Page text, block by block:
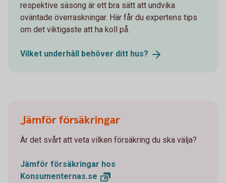
respektive säsong är ett bra sätt att undvika
oväntade överraskningar. Här får du expertens tips
om det viktigaste att ha koll på.
Vilket underhåll behöver ditt hus?
Jämför försäkringar
Är det svårt att veta vilken försäkring du ska välja?
Jämför försäkringar hos
Konsumenternas.se